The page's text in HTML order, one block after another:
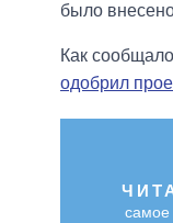
было
Как
одобрил
самое